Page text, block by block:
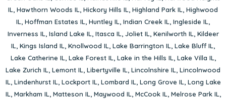
IL, Hawthorn Woods IL, Hickory Hills IL, Highland Park IL, Highwood
IL, Hoffman Estates IL, Huntley IL, Indian Creek IL, Ingleside IL,
Inverness IL, Island Lake IL, Itasca IL, Joliet IL, Kenilworth IL, Kildeer
IL, Kings Island IL, Knollwood IL, Lake Barrington IL, Lake Bluff IL,
Lake Catherine IL, Lake Forest IL, Lake in the Hills IL, Lake Villa IL,
Lake Zurich IL, Lemont IL, Libertyville IL, Lincolnshire IL, Lincolnwood
IL, Lindenhurst IL, Lockport IL, Lombard IL, Long Grove IL, Long Lake
IL, Markham IL, Matteson IL, Maywood IL, McCook IL, Melrose Park IL,